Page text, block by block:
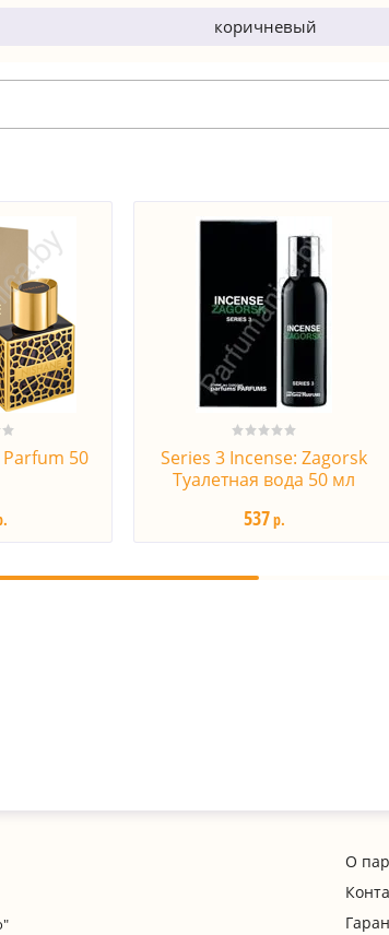
коричневый
50
Series 3 Incense: Zagorsk
Туалетная вода 50 мл
537р.
О